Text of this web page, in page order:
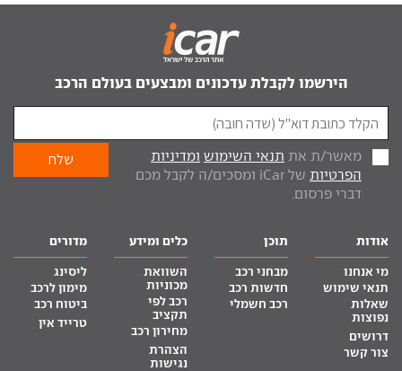
הירשמו לקבלת עדכונים ומבצעים בעולם הרכב
מאשר/ת את תנאי השימוש ומדיניות
הפרטיות
של iCar ומסכים/ה לקבל מכם
דברי פרסום.
אודות
מי אנחנו
תנאי שימוש
שאלות
נפוצות
דרושים
צור קשר
תוכן
מבחני רכב
חדשות רכב
רכב חשמלי
כלים ומידע
השוואת
מכוניות
רכב לפי
תקציב
מחירון רכב
הצהרת
נגישות
מדורים
ליסינג
מימון לרכב
ביטוח רכב
טרייד אין